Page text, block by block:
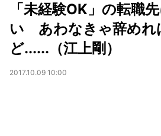
「未経験OK」の転職
い あわなきゃ辞めれ
ど......（江上剛）
2017.10.09 10:00